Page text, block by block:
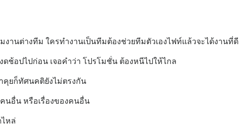
งานต่างทีม ใครทำงานเป็นทีมต้องช่วยทีมตัวเองไฟท์แล้วจะได้งานที่ดี
ดช้อปไปก่อน เจอคำว่า โปรโมชั่น ต้องหนีไปให้ไกล
คุยก็ทัศนคติยังไม่ตรงกัน
คนอื่น หรือเรื่องของคนอื่น
หล่